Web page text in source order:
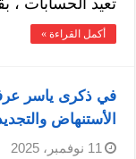
تعيد الحسابات ،
أكمل القراءة »
في ذكرى ياسر
الأستنهاض
11 نوفمبر، 2025